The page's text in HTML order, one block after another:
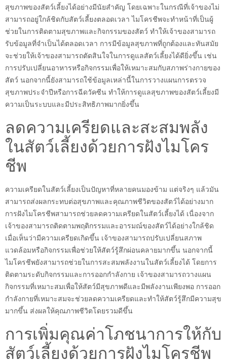
สุขภาพของสัตว์เลี้ยงได้อย่างมีนัยสำคัญ โดยเฉพาะในกรณีที่เจ้าของไม่
สามารถอยู่ใกล้ชิดกับสัตว์เลี้ยงตลอดเวลา ไมโครชีพจะทำหน้าที่เป็นผู้
ช่วยในการติดตามสุขภาพและกิจกรรมของสัตว์ ทำให้เจ้าของสามารถ
รับข้อมูลที่จำเป็นได้ตลอดเวลา การมีข้อมูลสุขภาพที่ถูกต้องและทันสมัย
จะช่วยให้เจ้าของสามารถตัดสินใจในการดูแลสัตว์เลี้ยงได้ดียิ่งขึ้น เช่น
การปรับเปลี่ยนอาหารหรือกิจกรรมเพื่อให้เหมาะสมกับสภาพร่างกายของ
สัตว์ นอกจากนี้ยังสามารถใช้ข้อมูลเหล่านี้ในการวางแผนการตรวจ
สุขภาพประจำปีหรือการฉีดวัคซีน ทำให้การดูแลสุขภาพของสัตว์เลี้ยงมี
ความเป็นระบบและมีประสิทธิภาพมากยิ่งขึ้น
ลดความเครียดและสะสมพลัง
ในสัตว์เลี้ยงด้วยการฝังไมโคร
ชีพ
ความเครียดในสัตว์เลี้ยงเป็นปัญหาที่หลายคนมองข้าม แต่จริงๆ แล้วมัน
สามารถส่งผลกระทบต่อสุขภาพและคุณภาพชีวิตของสัตว์ได้อย่างมาก
การฝังไมโครชีพสามารถช่วยลดความเครียดในสัตว์เลี้ยงได้ เนื่องจาก
เจ้าของสามารถติดตามพฤติกรรมและอารมณ์ของสัตว์ได้อย่างใกล้ชิด
เมื่อเห็นว่ามีความเครียดเกิดขึ้น เจ้าของสามารถปรับเปลี่ยนสภาพ
แวดล้อมหรือกิจกรรมเพื่อช่วยให้สัตว์รู้สึกผ่อนคลายมากขึ้น นอกจากนี้
ไมโครชีพยังสามารถช่วยในการสะสมพลังงานในสัตว์เลี้ยงได้ โดยการ
ติดตามระดับกิจกรรมและการออกกำลังกาย เจ้าของสามารถวางแผน
กิจกรรมที่เหมาะสมเพื่อให้สัตว์มีสุขภาพดีและมีพลังงานเพียงพอ การออก
กำลังกายที่เหมาะสมจะช่วยลดความเครียดและทำให้สัตว์รู้สึกมีความสุข
มากขึ้น ส่งผลให้คุณภาพชีวิตโดยรวมดีขึ้น
การเพิ่มคุณค่าโภชนาการให้กับ
สัตว์เลี้ยงด้วยการฝังไมโครชีพ